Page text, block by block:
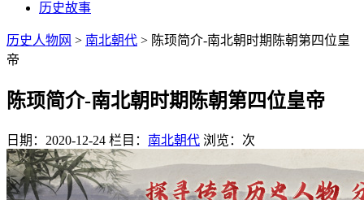
历史故事
历史人物网 > 南北朝代 > 陈顼简介-南北朝时期陈朝第四位皇
帝
陈顼简介-南北朝时期陈朝第四位皇帝
日期：2020-12-24 栏目： 南北朝代 浏览： 次